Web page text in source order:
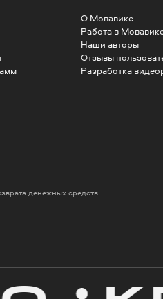
О Мовавике
Работа в
Наши авторы
Отзывы
Разработка
денежных средств